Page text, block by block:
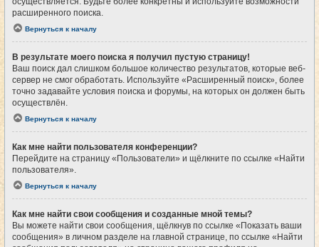
расширенного поиска.
Вернуться к началу
В результате моего поиска я получил пустую страницу!
Ваш поиск дал слишком большое количество результатов, которые веб-
сервер не смог обработать. Используйте «Расширенный поиск», более
точно задавайте условия поиска и форумы, на которых он должен быть
осуществлён.
Вернуться к началу
Как мне найти пользователя конференции?
Перейдите на страницу «Пользователи» и щёлкните по ссылке «Найти
пользователя».
Вернуться к началу
Как мне найти свои сообщения и созданные мной темы?
Вы можете найти свои сообщения, щёлкнув по ссылке «Показать ваши
сообщения» в личном разделе на главной странице, по ссылке «Найти